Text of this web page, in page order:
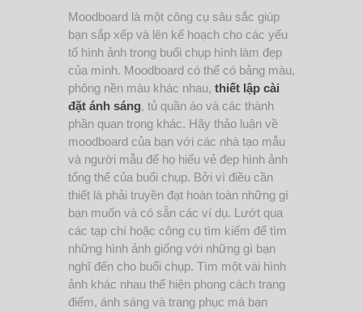
Moodboard là một công cụ sâu sắc giúp
bạn sắp xếp và lên kế hoạch cho các yếu
tố hình ảnh trong buổi chụp hình làm đẹp
của mình. Moodboard có thể có bảng màu,
phông nền màu khác nhau, thiết lập cài
đặt ánh sáng, tủ quần áo và các thành
phần quan trọng khác. Hãy thảo luận về
moodboard của bạn với các nhà tạo mẫu
và người mẫu để họ hiểu vẻ đẹp hình ảnh
tổng thể của buổi chụp. Bởi vì điều cần
thiết là phải truyền đạt hoàn toàn những gì
bạn muốn và có sẵn các ví dụ. Lướt qua
các tạp chí hoặc công cụ tìm kiếm để tìm
những hình ảnh giống với những gì bạn
nghĩ đến cho buổi chụp. Tìm một vài hình
ảnh khác nhau thể hiện phong cách trang
điểm, ánh sáng và trang phục mà bạn